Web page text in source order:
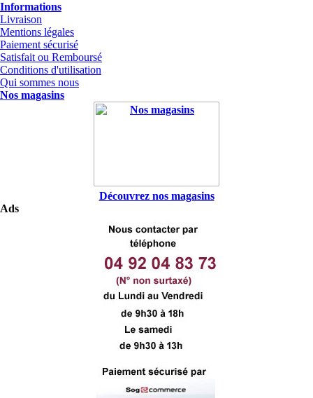
Informations
Livraison
Mentions légales
Paiement sécurisé
Satisfait ou Remboursé
Conditions d'utilisation
Qui sommes nous
Nos magasins
Découvrez nos magasins
Ads